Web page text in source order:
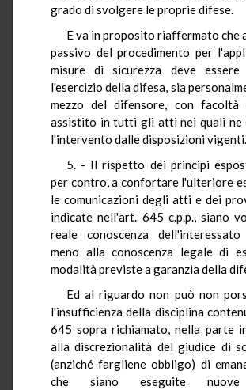
grado di svolgere le proprie difese.
E va in proposito riaffermato che
passivo del procedimento per
misure di sicurezza deve essere
l'esercizio della difesa, sia
mezzo del difensore, con facoltà
assistito in tutti gli atti nei quali ne
l'intervento dalle disposizioni vigenti.
5. - Il rispetto dei principi
per contro, a confortare l'ulteriore
le comunicazioni degli atti e dei
indicate nell'art. 645 c.p.p., siano
reale conoscenza
meno alla conoscenza legale di
modalità previste a garanzia della
Ed al riguardo non può non
l'insufficienza della disciplina
645 sopra richiamato, nella parte
alla discrezionalità del giudice di
(anziché fargliene obbligo) di
che siano eseguite nuove